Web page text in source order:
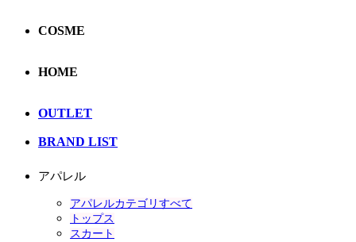
COSME
HOME
OUTLET
BRAND LIST
アパレル
アパレルカテゴリすべて
トップス
スカート